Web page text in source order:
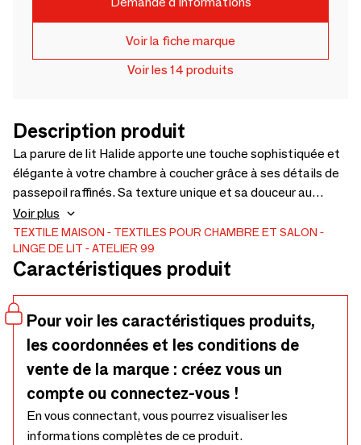
Voir la fiche marque
Voir les 14 produits
Description produit
La parure de lit Halide apporte une touche sophistiquée et
élégante à votre chambre à coucher grâce à ses détails de
passepoil raffinés. Sa texture unique et sa douceur au
toucher offrent un confort exceptionnel, élevant votre
expérience de sommeil à un niveau encore plus exclusif.
Fabriqué à 100 % en coton peigné.
Voir plus
TEXTILE MAISON
TEXTILES POUR CHAMBRE ET SALON
LINGE DE LIT
ATELIER 99
Caractéristiques produit
Pour voir les caractéristiques produits,
les coordonnées et les conditions de
vente de la marque : créez vous un
compte ou connectez-vous !
En vous connectant, vous pourrez visualiser les
informations complètes de ce produit.